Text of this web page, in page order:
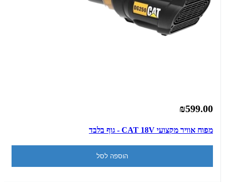
₪599.00
מפוח אוויר מקצועי CAT 18V - גוף בלבד
הוספה לסל